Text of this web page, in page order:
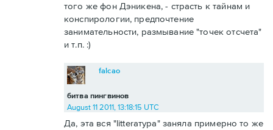
того же фон Дэникена, - страсть к тайнам и
конспирологии, предпочтение
занимательности, размывание "точек отсчета"
и т.п. :)
битва пингвинов
falcao
August 11 2011, 13:18:15 UTC
Да, эта вся "litterатура" заняла примерно то же